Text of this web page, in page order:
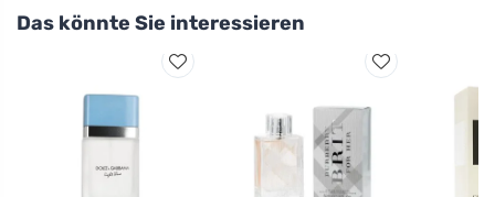
Das könnte Sie interessieren